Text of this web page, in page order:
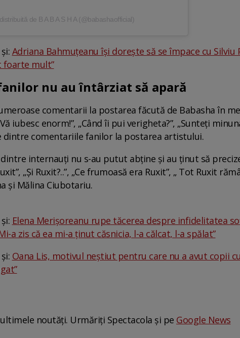
de B A B A S H A (@babashaofficial)
Adriana Bahmuțeanu își dorește să se împace cu Silviu
foarte mult”
nu au întârziat să apară
comentarii la postarea făcută de Babasha în
iubesc enorm!”, „Când îi pui verigheta?”, „Sunteți
dintre comentariile fanilor la postarea artistului.
internauți nu s-au putut abține și au ținut să
„Și Ruxit?..”, „Ce frumoasă era Ruxit”, „ Tot Ruxit
și Mălina Ciubotariu.
Elena Merișoreanu rupe tăcerea despre infidelitatea
a zis că ea mi-a ținut căsnicia, l-a călcat, l-a spălat”
Oana Lis, motivul neștiut pentru care nu a avut copii
noutăți. Urmăriți Spectacola și pe Google News